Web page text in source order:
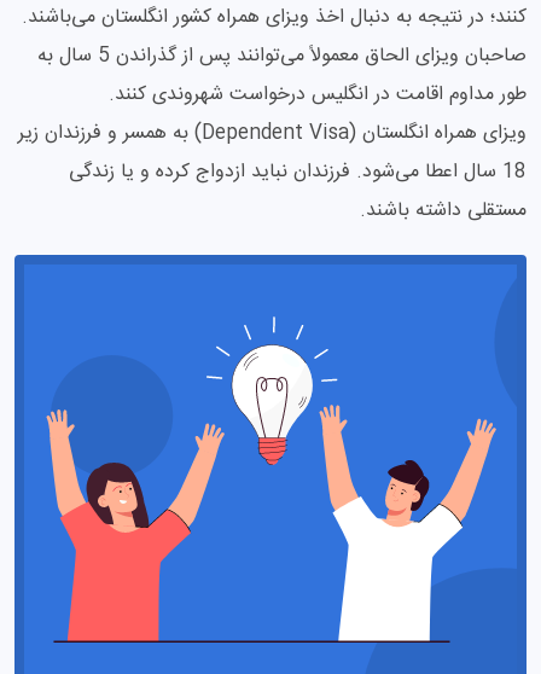
کنند؛ در نتیجه به دنبال اخذ ویزای همراه کشور انگلستان می‌باشند.
صاحبان ویزای الحاق معمولاً می‌توانند پس از گذراندن 5 سال به
طور مداوم اقامت در انگلیس درخواست شهروندی کنند.
ویزای همراه انگلستان (Dependent Visa) به همسر و فرزندان زیر
18 سال اعطا می‌شود. فرزندان نباید ازدواج کرده و یا زندگی
مستقلی داشته باشند.